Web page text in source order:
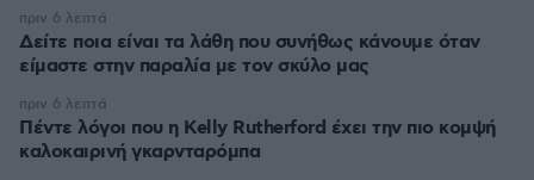
Δείτε ποια είναι τα λάθη που συνήθως κάνουμε όταν
είμαστε στην παραλία με τον σκύλο μας
πριν 6 λεπτά
Πέντε λόγοι που η Kelly Rutherford έχει την πιο κομψή
καλοκαιρινή γκαρνταρόμπα
πριν 6 λεπτά